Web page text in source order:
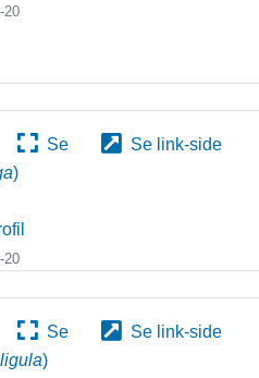
20
Se
Se link-side
)
20
Se
Se link-side
)